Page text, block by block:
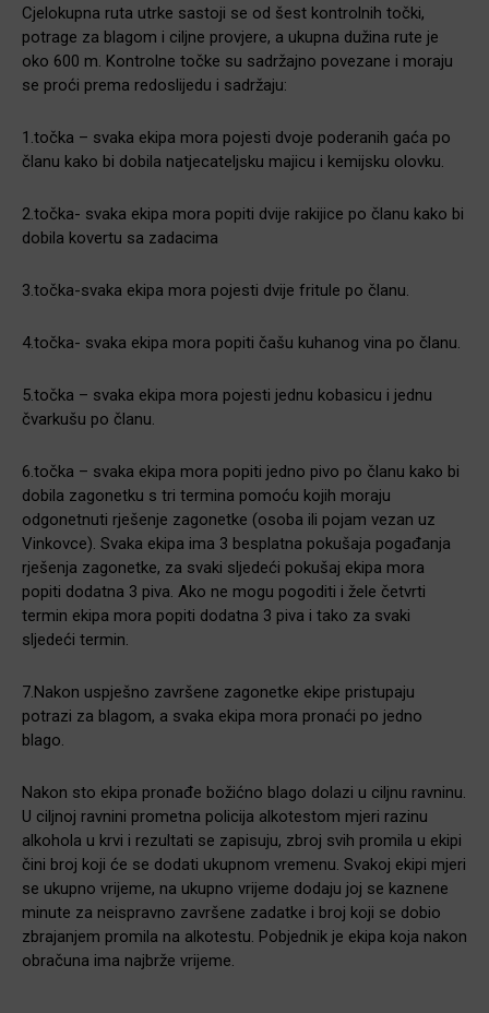
Cjelokupna ruta utrke sastoji se od šest kontrolnih točki,
potrage za blagom i ciljne provjere, a ukupna dužina rute je
oko 600 m. Kontrolne točke su sadržajno povezane i moraju
se proći prema redoslijedu i sadržaju:
1.točka – svaka ekipa mora pojesti dvoje poderanih gaća po
članu kako bi dobila natjecateljsku majicu i kemijsku olovku.
2.točka- svaka ekipa mora popiti dvije rakijice po članu kako bi
dobila kovertu sa zadacima
3.točka-svaka ekipa mora pojesti dvije fritule po članu.
4.točka- svaka ekipa mora popiti čašu kuhanog vina po članu.
5.točka – svaka ekipa mora pojesti jednu kobasicu i jednu
čvarkušu po članu.
6.točka – svaka ekipa mora popiti jedno pivo po članu kako bi
dobila zagonetku s tri termina pomoću kojih moraju
odgonetnuti rješenje zagonetke (osoba ili pojam vezan uz
Vinkovce). Svaka ekipa ima 3 besplatna pokušaja pogađanja
rješenja zagonetke, za svaki sljedeći pokušaj ekipa mora
popiti dodatna 3 piva. Ako ne mogu pogoditi i žele četvrti
termin ekipa mora popiti dodatna 3 piva i tako za svaki
sljedeći termin.
7.Nakon uspješno završene zagonetke ekipe pristupaju
potrazi za blagom, a svaka ekipa mora pronaći po jedno
blago.
Nakon sto ekipa pronađe božićno blago dolazi u ciljnu ravninu.
U ciljnoj ravnini prometna policija alkotestom mjeri razinu
alkohola u krvi i rezultati se zapisuju, zbroj svih promila u ekipi
čini broj koji će se dodati ukupnom vremenu. Svakoj ekipi mjeri
se ukupno vrijeme, na ukupno vrijeme dodaju joj se kaznene
minute za neispravno završene zadatke i broj koji se dobio
zbrajanjem promila na alkotestu. Pobjednik je ekipa koja nakon
obračuna ima najbrže vrijeme.